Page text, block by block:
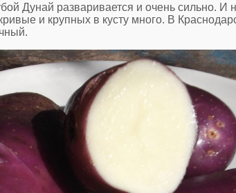
Дунай разваривается и очень сильно. И
и крупных в кусту много. В